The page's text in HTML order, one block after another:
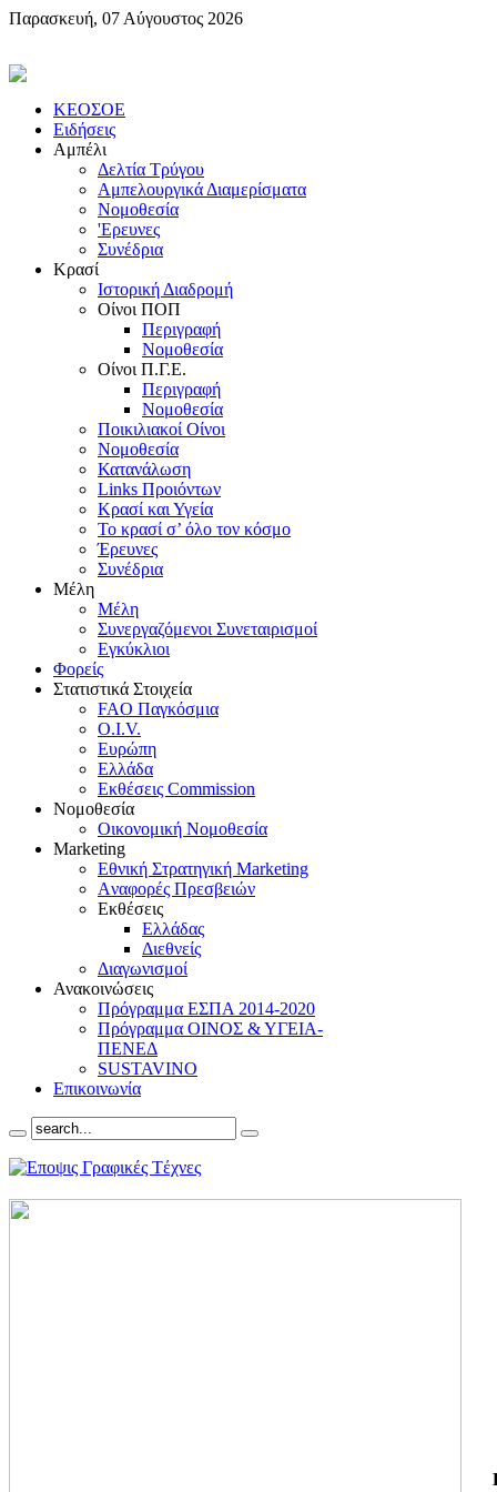
Παρασκευή, 07 Αύγουστος 2026
KEOΣOE
Ειδήσεις
Αμπέλι
Δελτία Τρύγου
Αμπελουργικά Διαμερίσματα
Nομοθεσία
'Eρευνες
Συνέδρια
Κρασί
Iστορική Διαδρομή
Oίνοι ΠOΠ
Περιγραφή
Nομοθεσία
Oίνοι Π.Γ.E.
Περιγραφή
Νομοθεσία
Ποικιλιακοί Oίνοι
Nομοθεσία
Κατανάλωση
Links Προιόντων
Κρασί και Υγεία
To κρασί σ’ όλο τον κόσμο
Έρευνες
Συνέδρια
Μέλη
Mέλη
Συνεργαζόμενοι Συνεταιρισμοί
Εγκύκλιοι
Φορείς
Στατιστικά Στοιχεία
FAO Παγκόσμια
O.I.V.
Ευρώπη
Ελλάδα
Eκθέσεις Commission
Νομοθεσία
Οικονομική Νομοθεσία
Marketing
Eθνική Στρατηγική Marketing
Aναφορές Πρεσβειών
Eκθέσεις
Eλλάδας
Διεθνείς
Διαγωνισμοί
Ανακοινώσεις
Πρόγραμμα ΕΣΠΑ 2014-2020
Πρόγραμμα ΟΙΝΟΣ & ΥΓΕΙΑ-
ΠΕΝΕΔ
SUSTAVINO
Επικοινωνία